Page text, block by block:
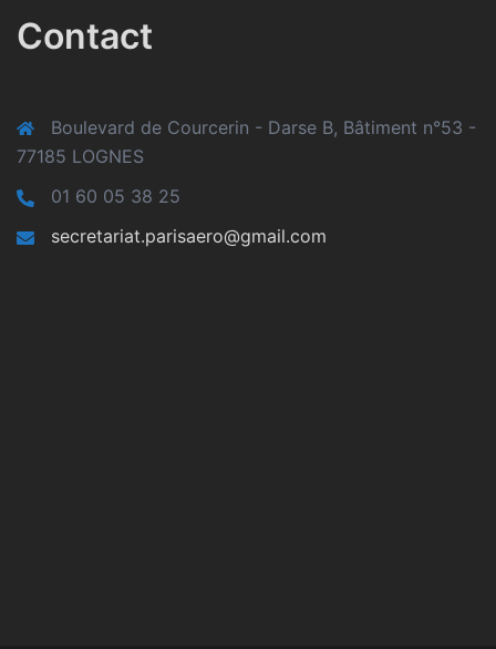
Contact
Boulevard de Courcerin - Darse B, Bâtiment n°53 -
77185 LOGNES
01 60 05 38 25
secretariat.parisaero@gmail.com